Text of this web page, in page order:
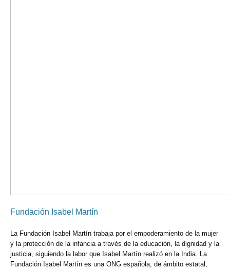
Fundación Isabel Martín
La Fundación Isabel Martín trabaja por el empoderamiento de la mujer
y la protección de la infancia a través de la educación, la dignidad y la
justicia, siguiendo la labor que Isabel Martín realizó en la India. La
Fundación Isabel Martín es una ONG española, de ámbito estatal,